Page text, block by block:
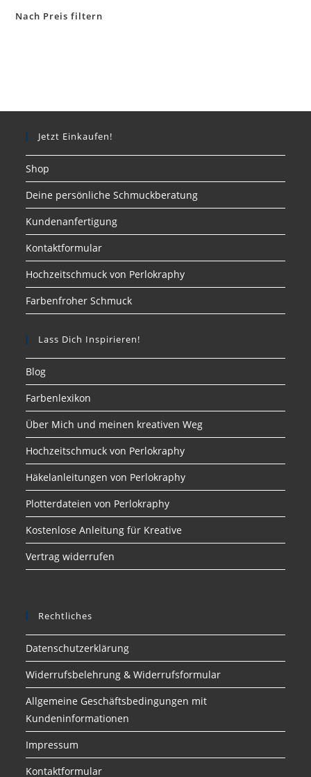
Nach Preis filtern
Jetzt Einkaufen!
Shop
Deine persönliche Schmuckberatung
Kundenanfertigung
Kontaktformular
Hochzeitschmuck von Perlokraphy
Farbenfroher Schmuck
Lass Dich Inspirieren!
Blog
Farbenlexikon
Über Mich und meinen kreativen Weg
Hochzeitschmuck von Perlokraphy
Häkelanleitungen von Perlokraphy
Plotterdateien von Perlokraphy
Kostenlose Anleitung für Kreative
Vertrag widerrufen
Rechtliches
Datenschutzerklärung
Widerrufsbelehrung & Widerrufsformular
Allgemeine Geschäftsbedingungen mit
Kundeninformationen
Impressum
Kontaktformular